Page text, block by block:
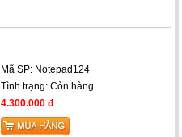
Mã SP: Notepad124
Tình trạng: Còn hàng
4.300.000 đ